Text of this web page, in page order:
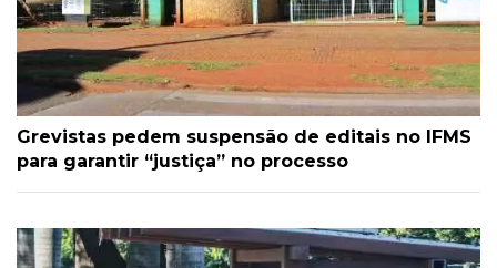
Grevistas pedem suspensão de editais no IFMS
para garantir “justiça” no processo